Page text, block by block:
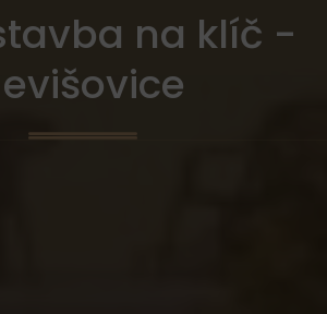
na klíč -